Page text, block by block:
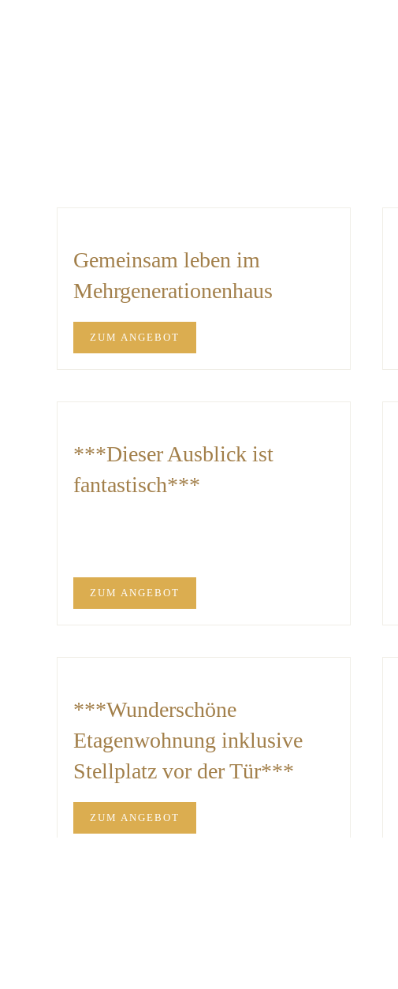
Gemeinsam leben im
Mehrgenerationenhaus
ZUM ANGEBOT
***Dieser Ausblick ist
fantastisch***
ZUM ANGEBOT
***Wunderschöne
Etagenwohnung inklusive
Stellplatz vor der Tür***
ZUM ANGEBOT